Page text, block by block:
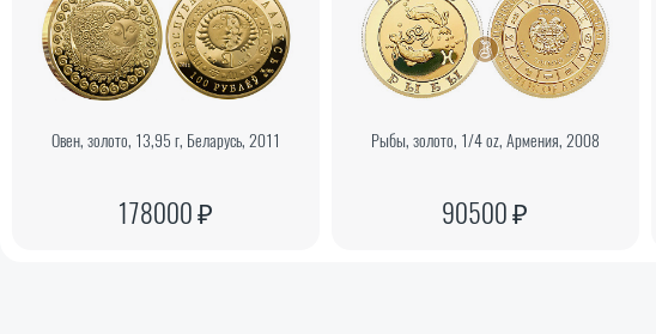
Овен, золото, 13,95 г, Беларусь, 2011
178000 ₽
Рыбы, золото, 1/4 oz, Армения, 2008
90500 ₽